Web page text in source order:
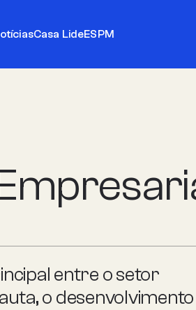
Casa LideESPM
entre o setor
o desenvolvimento